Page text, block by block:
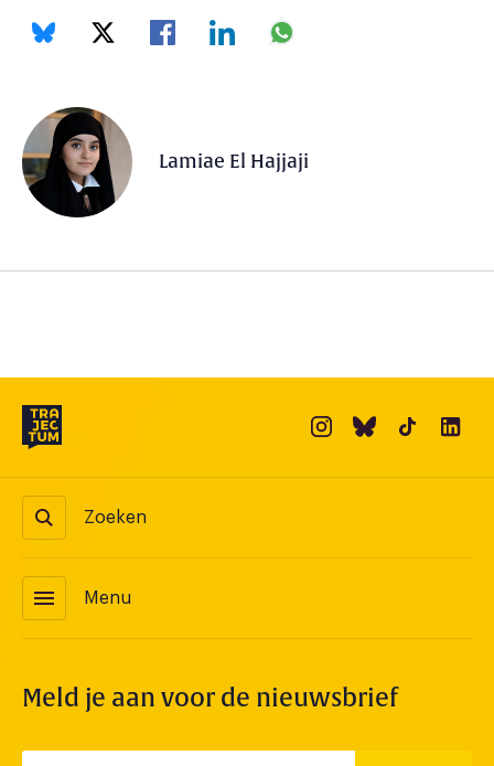
Lamiae El Hajjaji
Zoeken
menu Menu
Meld je aan voor de nieuwsbrief